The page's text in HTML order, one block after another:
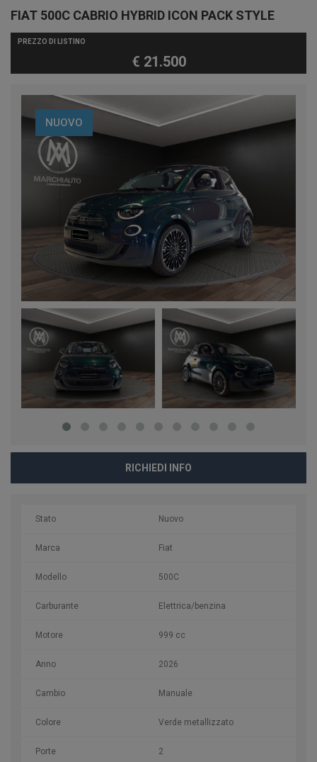
FIAT 500C CABRIO HYBRID ICON PACK STYLE
PREZZO DI LISTINO
€ 21.500
NUOVO
RICHIEDI INFO
Stato Nuovo
Marca Fiat
Modello 500C
Carburante Elettrica/benzina
Motore 999 cc
Anno 2026
Cambio Manuale
Colore Verde metallizzato
Porte 2